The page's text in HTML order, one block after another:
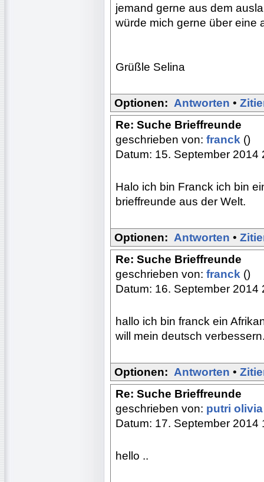
jemand gerne aus dem
würde mich gerne über eine
Grüßle Selina
Optionen: Antworten •
Re: Suche Brieffreunde
geschrieben von: franck ()
Datum: 15. September 2014
Halo ich bin Franck ich bin
brieffreunde aus der Welt.
Optionen: Antworten •
Re: Suche Brieffreunde
geschrieben von: franck ()
Datum: 16. September 2014
hallo ich bin franck ein
will mein deutsch
Optionen: Antworten •
Re: Suche Brieffreunde
geschrieben von: putri
Datum: 17. September 2014
hello ..